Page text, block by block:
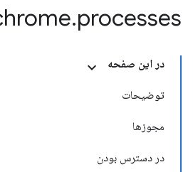
.processes
در این صفحه
توضیحات
مجوزها
در دسترس بودن